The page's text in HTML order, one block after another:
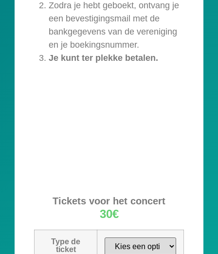
Zodra je hebt geboekt, ontvang je
een bevestigingsmail met de
bankgegevens van de vereniging
en je boekingsnummer.
Je kunt ter plekke betalen.
Tickets voor het concert
30€
Type de
ticket